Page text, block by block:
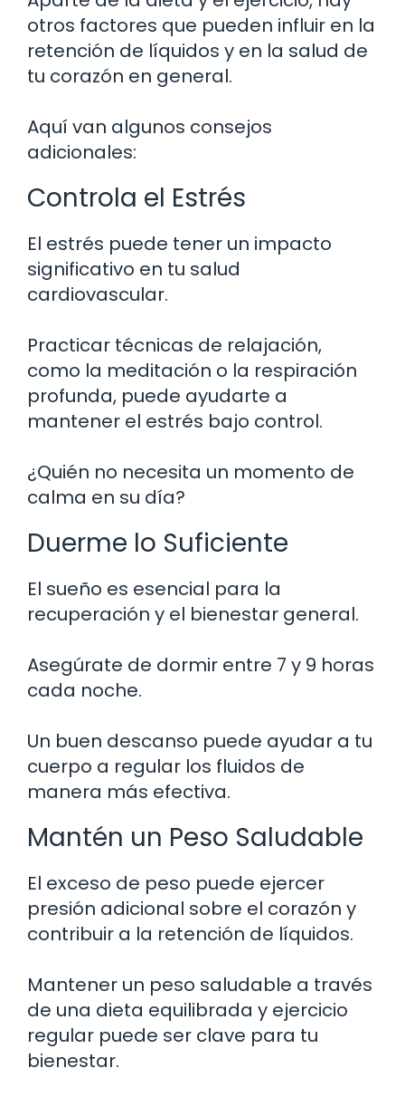
otros factores que pueden influir en la
retención de líquidos y en la salud de
tu corazón en general.
Aquí van algunos consejos
adicionales:
Controla el Estrés
El estrés puede tener un impacto
significativo en tu salud
cardiovascular.
Practicar técnicas de relajación,
como la meditación o la respiración
profunda, puede ayudarte a
mantener el estrés bajo control.
¿Quién no necesita un momento de
calma en su día?
Duerme lo Suficiente
El sueño es esencial para la
recuperación y el bienestar general.
Asegúrate de dormir entre 7 y 9 horas
cada noche.
Un buen descanso puede ayudar a tu
cuerpo a regular los fluidos de
manera más efectiva.
Mantén un Peso Saludable
El exceso de peso puede ejercer
presión adicional sobre el corazón y
contribuir a la retención de líquidos.
Mantener un peso saludable a través
de una dieta equilibrada y ejercicio
regular puede ser clave para tu
bienestar.